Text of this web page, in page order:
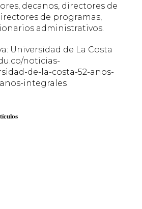
decanos, directores de
de programas,
administrativos.
Universidad de La Costa
noticias-
de-la-costa-52-anos-
integrales